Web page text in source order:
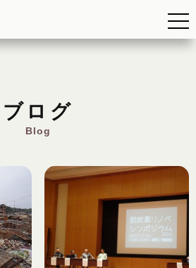
ブログ
Blog